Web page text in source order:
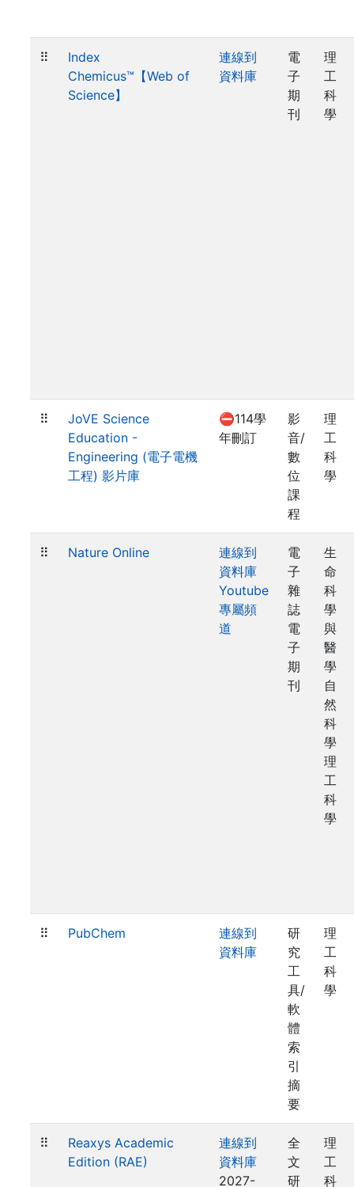
⠿
Index
Chemicus™【Web of
Science】
連線到
資料庫
電
子
期
刊
理
工
科
學
⠿
JoVE Science
Education -
Engineering (電子電機
工程) 影片庫
⛔114學
年刪訂
影
音/
數
位
課
程
理
工
科
學
⠿ Nature Online
連線到
資料庫
Youtube
專屬頻
道
電
子
雜
誌
電
子
期
刊
生
命
科
學
與
醫
學
自
然
科
學
理
工
科
學
⠿ PubChem
連線到
資料庫
研
究
工
具/
軟
體
索
引
摘
要
理
工
科
學
⠿
Reaxys Academic
Edition (RAE)
連線到
資料庫
2027-
全
文
研
理
工
科